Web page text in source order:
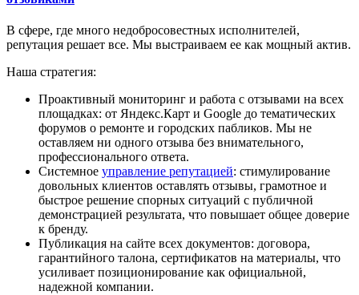
В сфере, где много недобросовестных исполнителей,
репутация решает все. Мы выстраиваем ее как мощный актив.
Наша стратегия:
Проактивный мониторинг и работа с отзывами на всех
площадках: от Яндекс.Карт и Google до тематических
форумов о ремонте и городских пабликов. Мы не
оставляем ни одного отзыва без внимательного,
профессионального ответа.
Системное управление репутацией: стимулирование
довольных клиентов оставлять отзывы, грамотное и
быстрое решение спорных ситуаций с публичной
демонстрацией результата, что повышает общее доверие
к бренду.
Публикация на сайте всех документов: договора,
гарантийного талона, сертификатов на материалы, что
усиливает позиционирование как официальной,
надежной компании.